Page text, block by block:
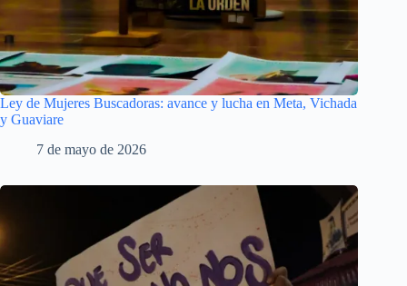
Ley de Mujeres Buscadoras: avance y lucha en Meta, Vichada
y Guaviare
7 de mayo de 2026